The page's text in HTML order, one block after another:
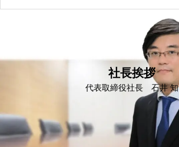
社長挨拶
代表取締役社長 石井 知